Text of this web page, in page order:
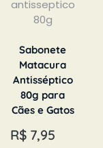
Sabonete
Matacura
Antisséptico
80g para
Cães e Gatos
R$ 7,95